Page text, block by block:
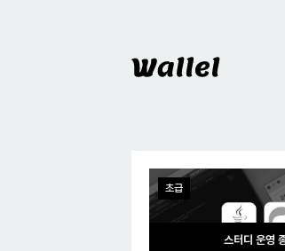
Wallel
스터디
초급
스터디 운영